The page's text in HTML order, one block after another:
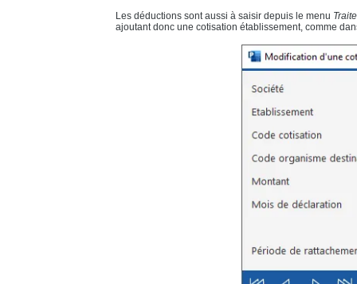
Les déductions sont aussi à saisir depuis le menu
ajoutant donc une cotisation établissement, comme